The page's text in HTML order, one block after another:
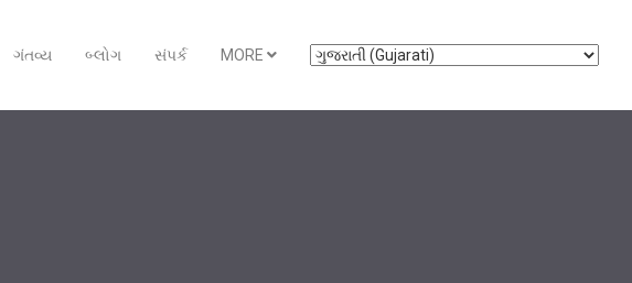
ગંતવ્ય બ્લોગ સંપર્ક MORE